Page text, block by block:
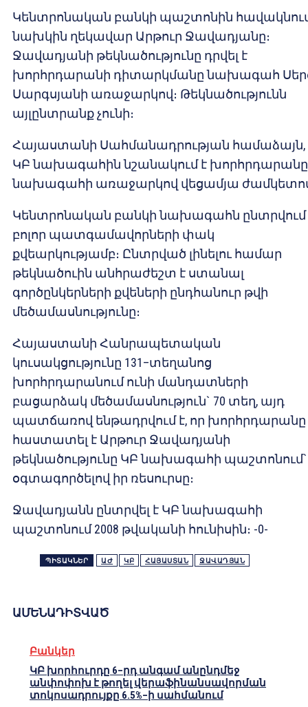
Կենտրոնական բանկի պաշտոնին
նախկին ղեկավար Արթուր Ջավադյանը։
Ջավադյանի թեկնածությունը դրվել է
խորհրդարանի դիտարկմանը նախագահ
Սարգսյանի առաջարկով։ Թեկնածությունն
այլընտրանք չունի։
Հայաստանի Սահմանադրության համաձայն,
ԿԲ նախագահին նշանակում է խորհրդարանը
նախագահի առաջարկով վեցամյա
Կենտրոնական բանկի նախագահն ընտրվում
բոլոր պատգամավորների փակ
քվեարկությամբ։ Ընտրված լինելու համար
թեկնածուին անհրաժեշտ է ստանալ
գործընկերների քվեների ընդհանուր թվի
մեծամասնությունը։
Հայաստանի Հանրապետական
կուսակցությունը 131–տեղանոց
խորհրդարանում ունի մանդատների
բացարձակ մեծամասնություն` 70 տեղ, այդ
պատճառով ենթադրվում է, որ խորհրդարանը
հաստատել է Արթուր Ջավադյանի
թեկնածությունը ԿԲ նախագահի պաշտոնում`
օգտագործելով իր ռեսուրսը։
Ջավադյանն ընտրվել է ԿԲ նախագահի
պաշտոնում 2008 թվականի հունիսին։ -0-
ՊԻՏԱԿՆԵՐ ԱԺ ԿԲ ՀԱՅԱՍՏԱՆ ՋԱՎԱԴՅԱՆ
ԱՄԵՆԱԴԻՏՎԱԾ
Բանկեր
ԿԲ խորհուրդը 6–րդ անգամ անընդմեջ
անփոփոխ է թողել վերաֆինանսավորման
տոկոսադրույքը 6.5%–ի սահմանում